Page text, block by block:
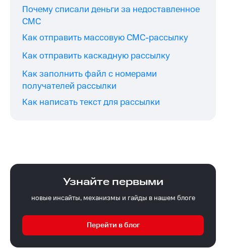
Почему списали деньги за недоставленное
СМС
Как отправить массовую СМС-рассылку
Как отправить каскадную рассылку
Как заполнить файл с номерами
получателей рассылки
Как написать текст для рассылки
Узнайте первыми
новые инсайты, механизмы и гайды в нашем блоге
Перейти в блог